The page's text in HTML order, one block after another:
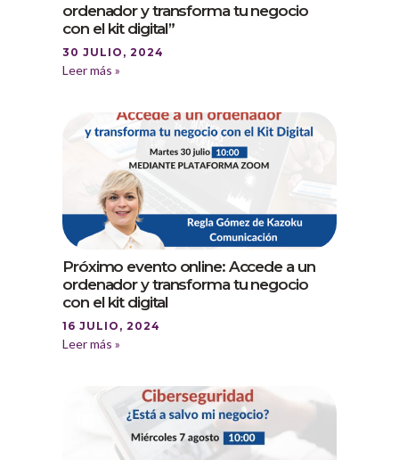
ordenador y transforma tu negocio
con el kit digital”
30 JULIO, 2024
Leer más »
Próximo evento online: Accede a un
ordenador y transforma tu negocio
con el kit digital
16 JULIO, 2024
Leer más »